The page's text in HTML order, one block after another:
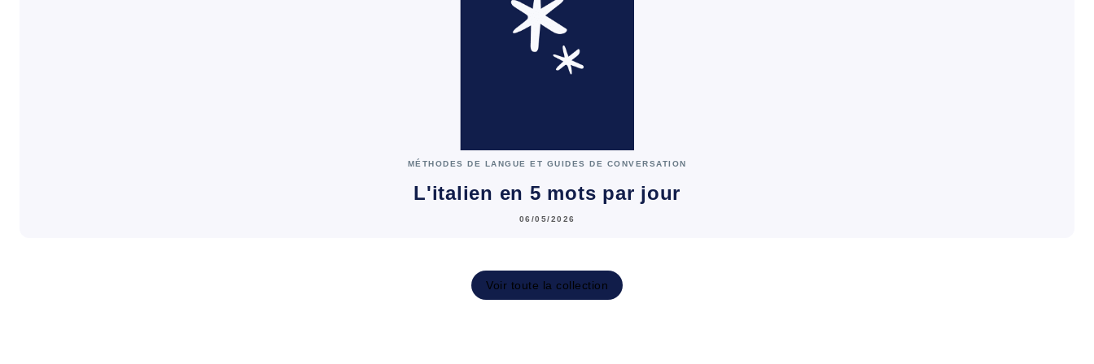
MÉTHODES DE LANGUE ET GUIDES DE CONVERSATION
L'italien en 5 mots par jour
06/05/2026
Voir toute la collection